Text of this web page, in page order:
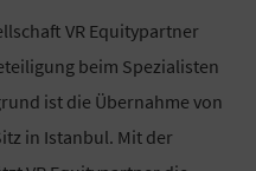
VR Equitypartner
beim Spezialisten
ist die Übernahme von
in Istanbul. Mit der